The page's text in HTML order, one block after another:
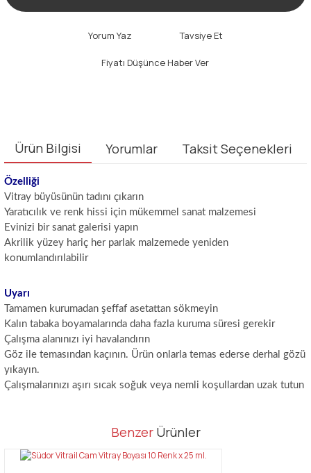
Yorum Yaz Tavsiye Et
Fiyatı Düşünce Haber Ver
Ürün Bilgisi Yorumlar Taksit Seçenekleri
Özelliği
Vitray büyüsünün tadını çıkarın
Yaratıcılık ve renk hissi için mükemmel sanat malzemesi
Evinizi bir sanat galerisi yapın
Akrilik yüzey hariç her parlak malzemede yeniden
konumlandırılabilir
Uyarı
Tamamen kurumadan şeffaf asetattan sökmeyin
Kalın tabaka boyamalarında daha fazla kuruma süresi gerekir
Çalışma alanınızı iyi havalandırın
Göz ile temasından kaçının. Ürün onlarla temas ederse derhal gözü
yıkayın.
Çalışmalarınızı aşırı sıcak soğuk veya nemli koşullardan uzak tutun
Bu ürüne ilk yorumu siz yapın!
Bu ürünün fiyat bilgisi, resim, ürün açıklamalarında ve diğer
tarafımıza iletebilirsiniz.
Benzer Ürünler